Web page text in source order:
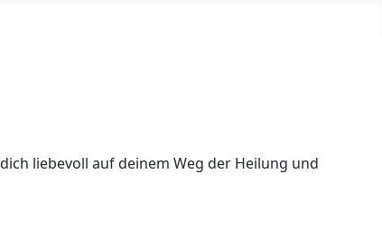
liebevoll auf deinem Weg der Heilung und